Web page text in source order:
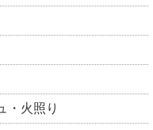
・火照り